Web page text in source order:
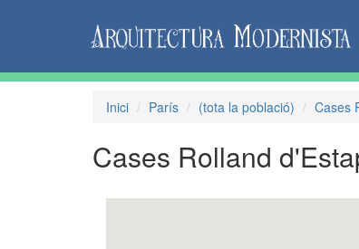
Inici París (tota la població) Cases
Cases Rolland